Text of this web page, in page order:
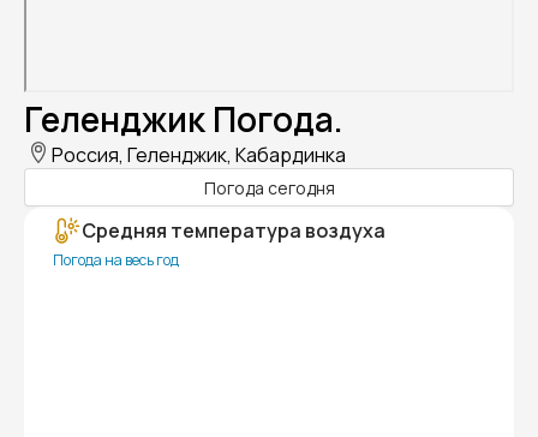
Геленджик Погода.
Россия, Геленджик, Кабардинка
Погода сегодня
Средняя температура воздуха
Погода на весь год